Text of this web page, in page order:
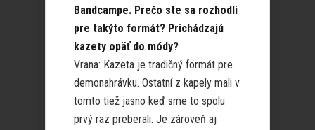
Bandcampe. Prečo ste sa rozhodli
pre takýto formát? Prichádzajú
kazety opäť do módy?
Vrana: Kazeta je tradičný formát pre
demonahrávku. Ostatní z kapely mali v
tomto tiež jasno keď sme to spolu
prvý raz preberali. Je zároveň aj